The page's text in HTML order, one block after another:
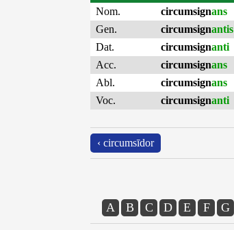
Nom.
circumsignans
Gen.
circumsignantis
Dat.
circumsignanti
Acc.
circumsignans
Abl.
circumsignans
Voc.
circumsignanti
‹ circumsīdor
A B C D E F G